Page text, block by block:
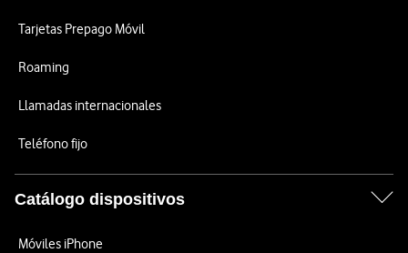
Tarjetas Prepago Móvil
Roaming
Llamadas internacionales
Teléfono fijo
Catálogo dispositivos
Móviles iPhone